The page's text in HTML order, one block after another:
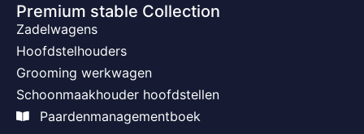
Premium stable Collection
Zadelwagens
Hoofdstelhouders
Grooming werkwagen
Schoonmaakhouder hoofdstellen
Paardenmanagementboek